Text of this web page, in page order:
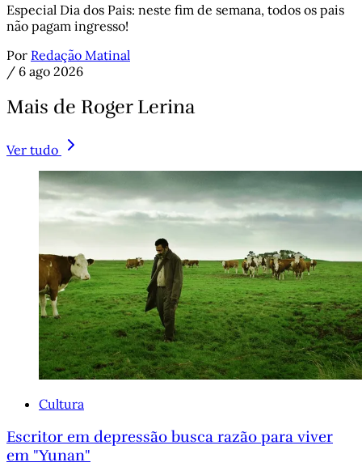
Especial Dia dos Pais: neste fim de semana, todos os pais
não pagam ingresso!
Por Redação Matinal
/ 6 ago 2026
Mais de Roger Lerina
Ver tudo
Cultura
Escritor em depressão busca razão para viver
em "Yunan"